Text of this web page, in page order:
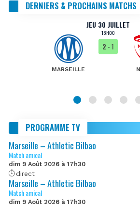
DERNIERS & PROCHAINS MATCHS
JEU 30 JUILLET
18H00
MARSEILLE
2 - 1
PROGRAMME TV
Marseille – Athletic Bilbao
Match amical
dim 9 Août 2026 à 17h30
direct
Marseille – Athletic Bilbao
Match amical
dim 9 Août 2026 à 17h30